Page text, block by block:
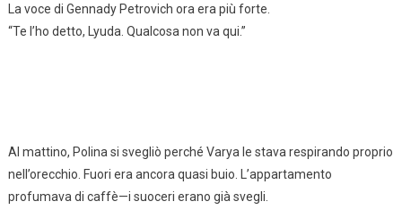
La voce di Gennady Petrovich ora era più forte.
“Te l’ho detto, Lyuda. Qualcosa non va qui.”
Al mattino, Polina si svegliò perché Varya le stava respirando proprio
nell’orecchio. Fuori era ancora quasi buio. L’appartamento
profumava di caffè—i suoceri erano già svegli.